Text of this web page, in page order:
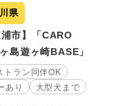
県
浦市】「CARO
島遊ヶ崎BASE」
トラン同伴OK
あり 大型犬まで